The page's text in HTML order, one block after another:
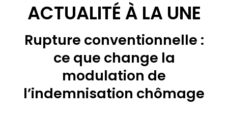
ACTUALITÉ À LA UNE
Rupture conventionnelle :
ce que change la
modulation de
l’indemnisation chômage